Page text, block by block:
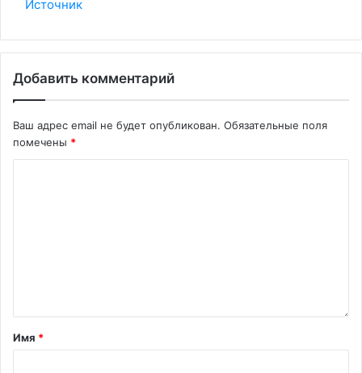
Источник
Добавить комментарий
Ваш адрес email не будет опубликован. Обязательные поля
помечены *
Имя *